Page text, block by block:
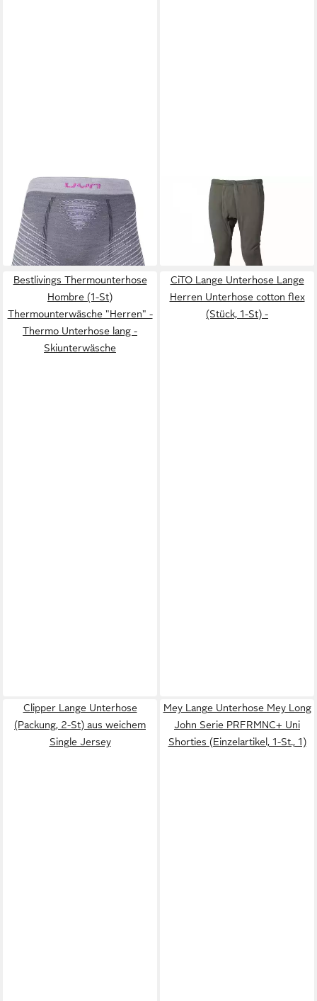
UYNLeggings Underwear
Fusyon Uw Pants
65,40 €
UVP109,00 €
-40%
Lange Unterhose MFH
BW Plüschunterhose, anger.,
oliv - Unterwäsche. (BW
Plüschunterhose, anger.,
Mod., oliv)
Bestlivings Thermounterhose
Hombre (1-St)
Thermounterwäsche "Herren" -
Thermo Unterhose lang -
Skiunterwäsche
CiTO Lange Unterhose Lange
Herren Unterhose cotton flex
(Stück, 1-St) -
Clipper Lange Unterhose
(Packung, 2-St) aus weichem
Single Jersey
Mey Lange Unterhose Mey Long
John Serie PRFRMNC+ Uni
Shorties (Einzelartikel, 1-St., 1)